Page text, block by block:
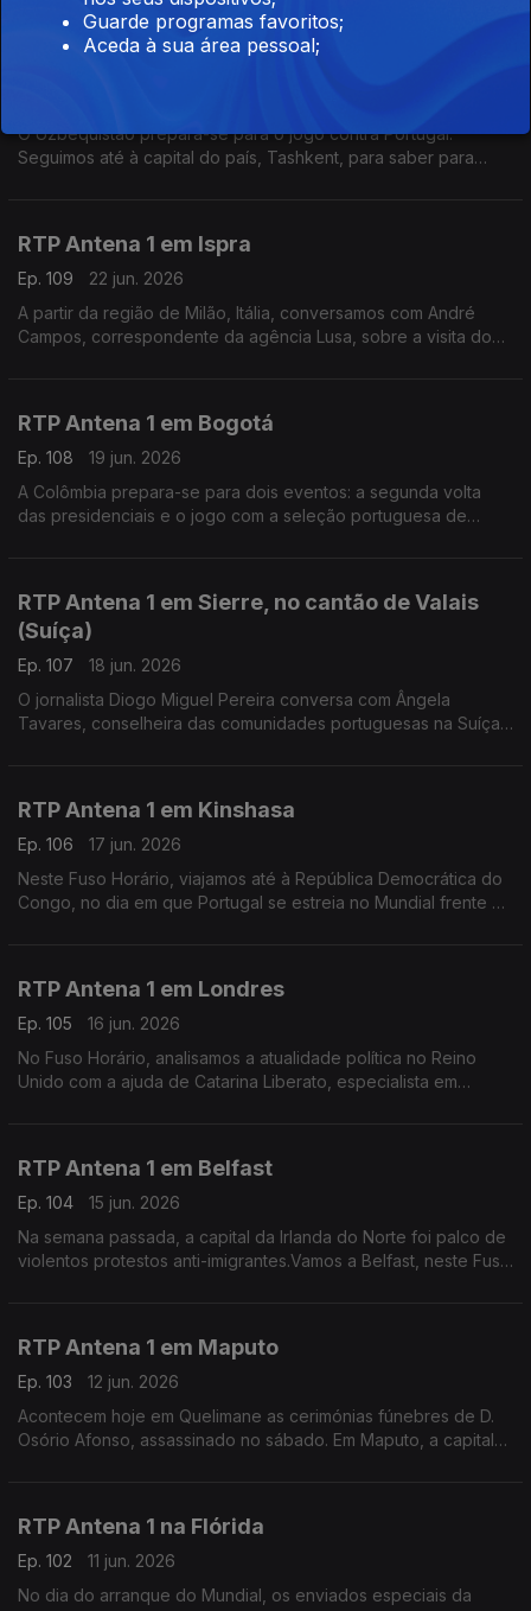
O Uzbequistão prepara-se para o jogo contra Portugal.
Seguimos até à capital do país, Tashkent, para saber para
RTP Antena 1 em Ispra
Ep. 109
22 jun. 2026
A partir da região de Milão, Itália, conversamos com André
Campos, correspondente da agência Lusa, sobre a visita do
RTP Antena 1 em Bogotá
Ep. 108
19 jun. 2026
A Colômbia prepara-se para dois eventos: a segunda volta
das presidenciais e o jogo com a seleção portuguesa de
RTP Antena 1 em Sierre, no cantão de Valais
(Suíça)
Ep. 107
18 jun. 2026
O jornalista Diogo Miguel Pereira conversa com Ângela
Tavares, conselheira das comunidades portuguesas na Suíça,
RTP Antena 1 em Kinshasa
Ep. 106
17 jun. 2026
Neste Fuso Horário, viajamos até à República Democrática do
Congo, no dia em que Portugal se estreia no Mundial frente à
RTP Antena 1 em Londres
Ep. 105
16 jun. 2026
No Fuso Horário, analisamos a atualidade política no Reino
Unido com a ajuda de Catarina Liberato, especialista em
RTP Antena 1 em Belfast
Ep. 104
15 jun. 2026
Na semana passada, a capital da Irlanda do Norte foi palco de
violentos protestos anti-imigrantes.Vamos a Belfast, neste Fuso
RTP Antena 1 em Maputo
Ep. 103
12 jun. 2026
Acontecem hoje em Quelimane as cerimónias fúnebres de D.
Osório Afonso, assassinado no sábado. Em Maputo, a capital
RTP Antena 1 na Flórida
Ep. 102
11 jun. 2026
No dia do arranque do Mundial, os enviados especiais da
Guarde programas favoritos;
Aceda à sua área pessoal;